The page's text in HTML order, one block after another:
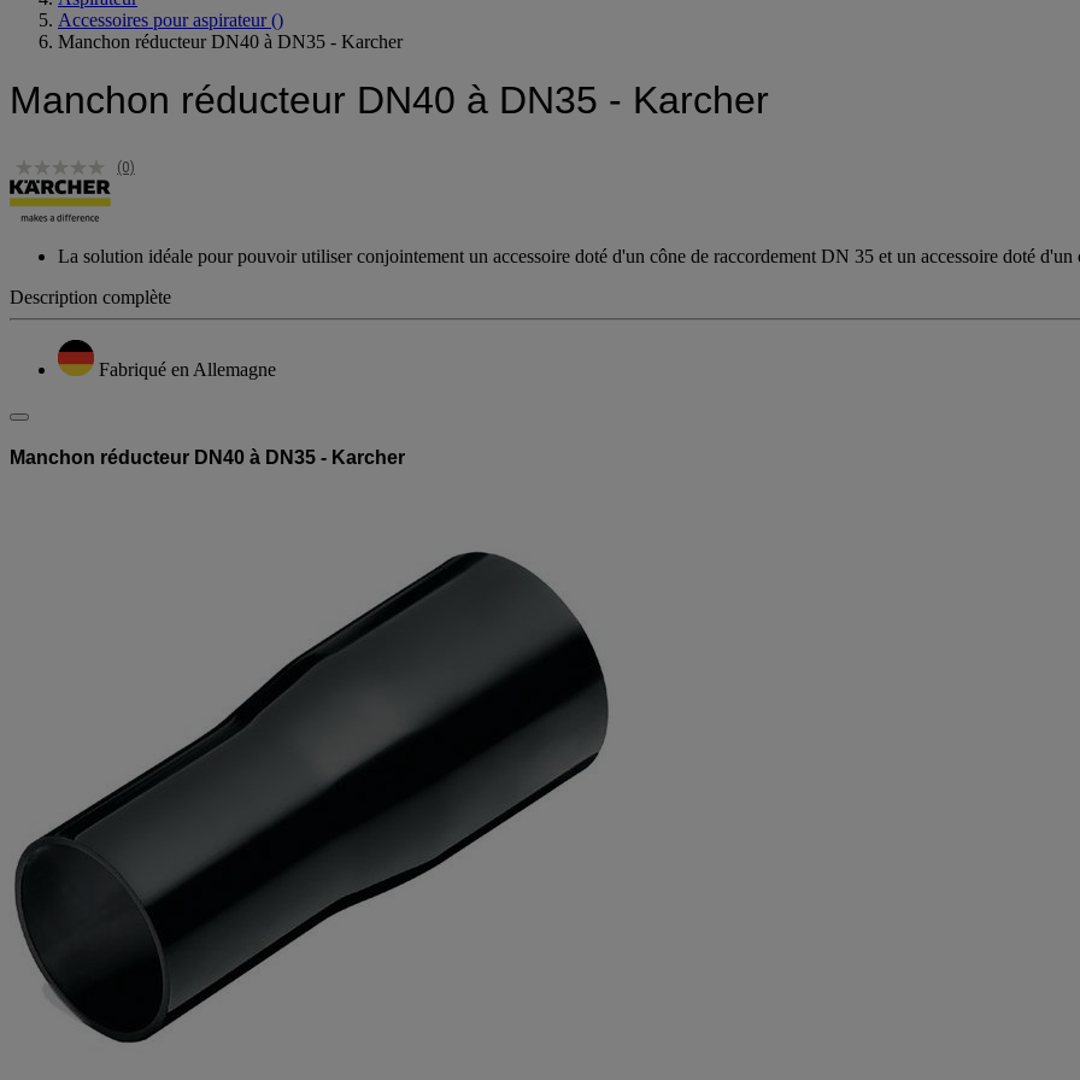
Aspirateur
Accessoires pour aspirateur ()
Manchon réducteur DN40 à DN35 - Karcher
Description complète